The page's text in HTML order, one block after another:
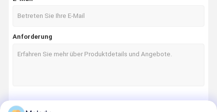
Anforderung